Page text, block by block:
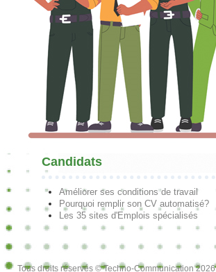
Candidats
Améliorer ses conditions de travail
Pourquoi remplir son CV automatisé?
Les 35 sites d'Emplois spécialisés
Tous droits réservés © Techno-Communication 2026